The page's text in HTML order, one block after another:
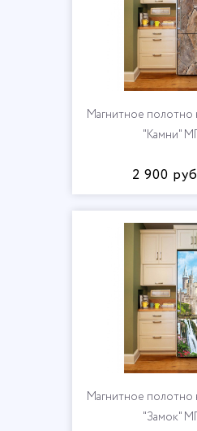
Магнитное полотно
"Камни"
2 900
Магнитное полотно
"Замок"